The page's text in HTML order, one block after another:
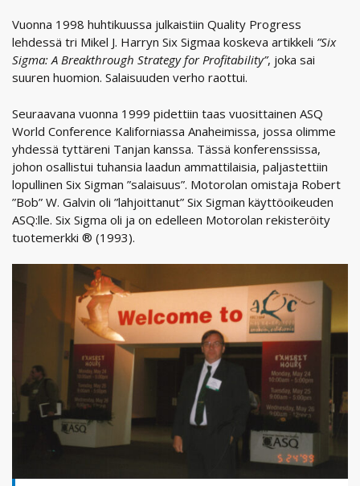
Vuonna 1998 huhtikuussa julkaistiin Quality Progress
lehdessä tri Mikel J. Harryn Six Sigmaa koskeva artikkeli ”Six
Sigma: A Breakthrough Strategy for Profitability”, joka sai
suuren huomion. Salaisuuden verho raottui.
Seuraavana vuonna 1999 pidettiin taas vuosittainen ASQ
World Conference Kaliforniassa Anaheimissa, jossa olimme
yhdessä tyttäreni Tanjan kanssa. Tässä konferenssissa,
johon osallistui tuhansia laadun ammattilaisia, paljastettiin
lopullinen Six Sigman ”salaisuus”. Motorolan omistaja Robert
”Bob” W. Galvin oli ”lahjoittanut” Six Sigman käyttöoikeuden
ASQ:lle. Six Sigma oli ja on edelleen Motorolan rekisteröity
tuotemerkki ® (1993).